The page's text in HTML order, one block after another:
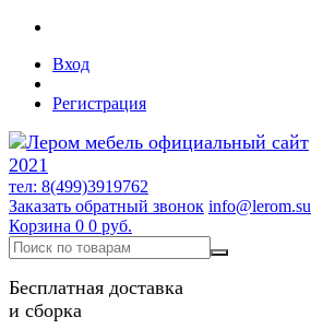
Вход
Регистрация
тел: 8(499)3919762
Заказать обратный звонок info@lerom.su
Корзина 0 0 руб.
Бесплатная доставка
и сборка